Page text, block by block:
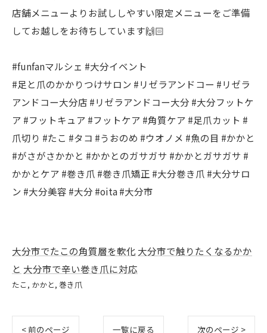
店舗メニューよりお試ししやすい限定メニューをご準備
してお越しをお待ちしています🙌🏻
#funfanマルシェ #大分イベント
#足と爪のかかりつけサロン #リゼラアンドコー #リゼラ
アンドコー大分店 #リゼラアンドコー大分 #大分フットケ
ア #フットキュア #フットケア #角質ケア #足爪カット #
爪切り #たこ #タコ #うおのめ #ウオノメ #魚の目 #かかと
#がさがさかかと #かかとのガサガサ #かかとガサガサ #
かかとケア #巻き爪 #巻き爪矯正 #大分巻き爪 #大分サロ
ン #大分美容 #大分 #oita #大分市
大分市でたこの角質層を軟化 大分市で触りたくなるかか
と 大分市で辛い巻き爪に対応
たこ かかと 巻き爪
< 前のページ 一覧に戻る 次のページ >